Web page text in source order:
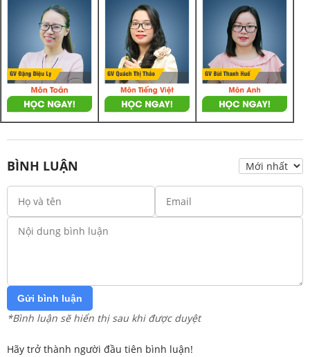
BÌNH LUẬN
Gửi bình luận
*Bình luận sẽ hiển thị sau khi được duyệt
Hãy trở thành người đầu tiên bình luận!